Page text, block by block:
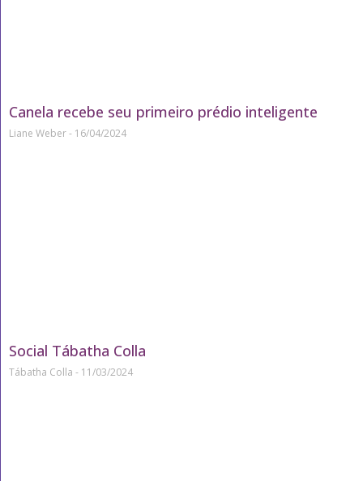
Canela recebe seu primeiro prédio inteligente
Liane Weber 16/04/2024
Social Tábatha Colla
Tábatha Colla 11/03/2024